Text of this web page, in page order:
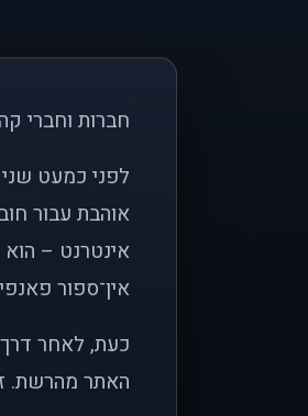
חברות וחברי
אוהבת עבור
אינטרנט – הוא
אין־ספור
כעת, לאחר
האתר מהרשת.